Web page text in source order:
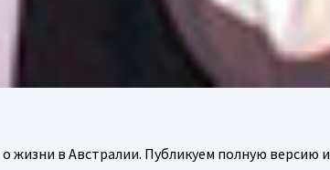
жизни в Австралии. Публикуем полную